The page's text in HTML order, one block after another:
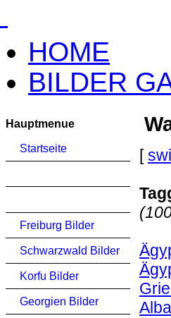
HOME
BILDER
Hauptmenue
Startseite
Freiburg Bilder
Schwarzwald Bilder
Korfu Bilder
Georgien Bilder
[